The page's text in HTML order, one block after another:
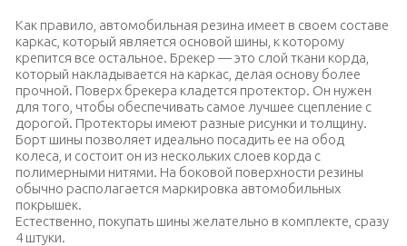
Как правило, автомобильная резина имеет в своем составе
каркас, который является основой шины, к которому
крепится все остальное. Брекер — это слой ткани корда,
который накладывается на каркас, делая основу более
прочной. Поверх брекера кладется протектор. Он нужен
для того, чтобы обеспечивать самое лучшее сцепление с
дорогой. Протекторы имеют разные рисунки и толщину.
Борт шины позволяет идеально посадить ее на обод
колеса, и состоит он из нескольких слоев корда с
полимерными нитями. На боковой поверхности резины
обычно располагается маркировка автомобильных
покрышек.
Естественно, покупать шины желательно в комплекте, сразу
4 штуки.